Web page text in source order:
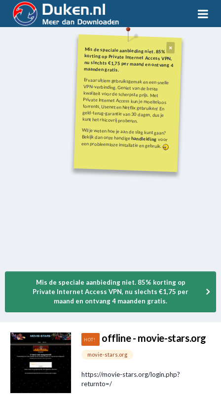
Mis de speciale aanbieding niet. 85%
korting op Private Internet Access VPN,
nu slechts €1,75 per maand en ontvang 4
maanden gratis.
Ervaar ultiem gebruiksgemak en een snelle
VPN-verbinding. Geniet van de beste
kwaliteit voor de scherpste prijs. Met
Private Internet Access kun je moeiteloos
torrents, Usenet en Netflix gebruiken! En
geld-terug-garantie van 30 dagen, dus je
kunt het risicovrij proberen.
Wil je weten hoe je aan de slag kunt gaan?
Bekijk dan onze handigehandleiding voor
een probleemloze installatie en gebruik.
Mis de speciale aanbieding niet. 85% korting op
Private Internet Access VPN, nu slechts €1,75 per
maand en ontvang 4 maanden gratis.
offline - movie-stars.org
movie-stars.org
https://movie-stars.org/login.php?
returnto=/